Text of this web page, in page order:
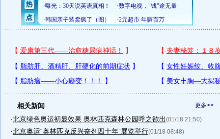
更多>>
相关新闻
·北京绿色奥运初显效果 奥林匹克森林公园呼之欲出(01/18 21:50)
·北京奥运“奥林匹克反兴奋剂四十年”展览举行(01/18 08:48)